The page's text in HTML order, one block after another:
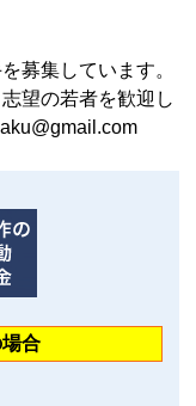
募集しています。
望の若者を歓迎し
合